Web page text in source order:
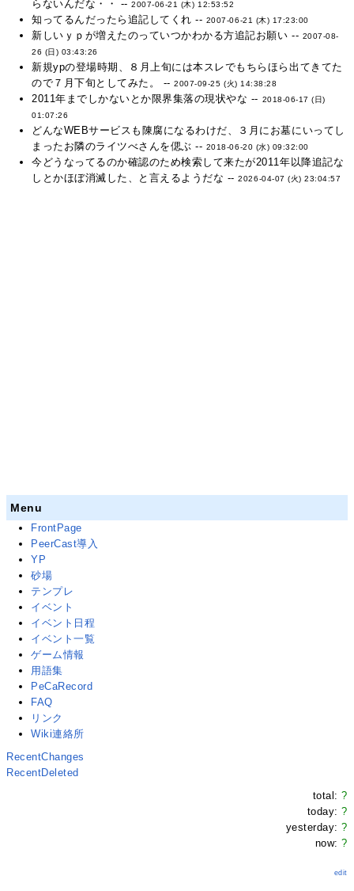
らないんだな・・ --2007-06-21 (木) 12:53:52
知ってるんだったら追記してくれ -- 2007-06-21 (木) 17:23:00
新しいｙｐが増えたのっていつかわかる方追記お願い -- 2007-08-
26 (日) 03:43:26
新規ypの登場時期、８月上旬には本スレでもちらほら出てきてた
ので７月下旬としてみた。 --2007-09-25 (火) 14:38:28
2011年までしかないとか限界集落の現状やな -- 2018-06-17 (日)
01:07:26
どんなWEBサービスも陳腐になるわけだ、３月にお墓にいってし
まったお隣のライツべさんを偲ぶ -- 2018-06-20 (水) 09:32:00
今どうなってるのか確認のため検索して来たが2011年以降追記な
しとかほぼ消滅した、と言えるようだな --2026-04-07 (火) 23:04:57
Menu
FrontPage
PeerCast導入
YP
砂場
テンプレ
イベント
イベント日程
イベント一覧
ゲーム情報
用語集
PeCaRecord
FAQ
リンク
Wiki連絡所
RecentChanges
RecentDeleted
total:?
today:?
yesterday:?
now:?
edit